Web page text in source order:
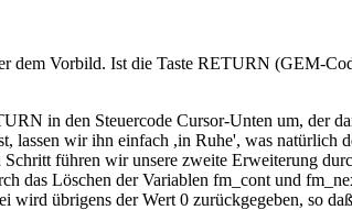
dem Vorbild. Ist die Taste RETURN (GEM-
in den Steuercode Cursor-Unten um,
lassen wir ihn einfach ,in Ruhe', was
führen wir unsere zweite Erweiterung
das Löschen der Variablen fm_cont und
wird übrigens der Wert 0 zurückgegeben, so